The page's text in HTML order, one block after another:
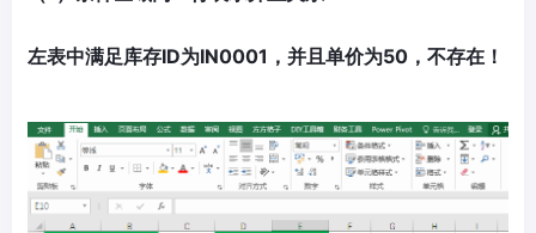
左表中满足库存ID为IN0001，并且单价为50，不存在！